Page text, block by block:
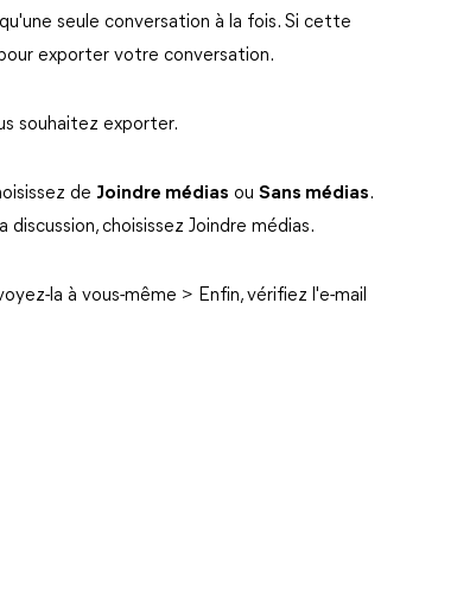
seule conversation à la fois. Si cette
exporter votre conversation.
souhaitez exporter.
de Joindre médias ou Sans médias.
choisissez Joindre médias.
la à vous-même > Enfin, vérifiez l'e-mail